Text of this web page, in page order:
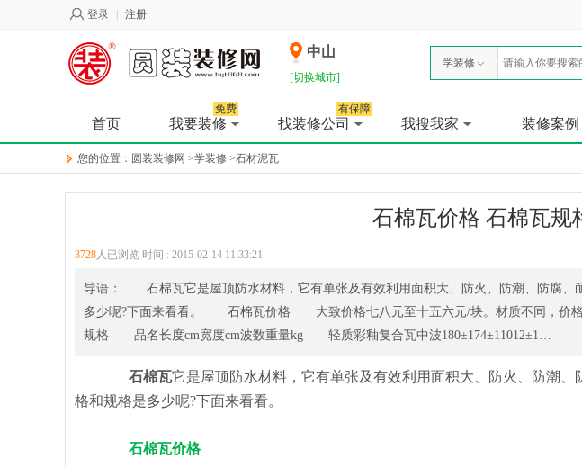
登录 注册
中山
[切换城市]
学装修
首页 我要装修
免费
找装修公司
有保障
我搜我家 装修案例
您的位置： 圆装装修网 >学装修 >石材泥瓦
石棉瓦价格 石棉瓦规
3728人已浏览 时间 : 2015-02-14 11:33:21
导语： 石棉瓦它是屋顶防水材料，它有单张及有效利用面积大、防火、防潮、防腐、
多少呢?下面来看看。 石棉瓦价格 大致价格七八元至十五六元/块。材质不同，价
规格 品名长度cm宽度cm波数重量kg 轻质彩釉复合瓦中波180±174±11012±1…
石棉瓦它是屋顶防水材料，它有单张及有效利用面积大、防火、防潮
格和规格是多少呢?下面来看看。
石棉瓦价格